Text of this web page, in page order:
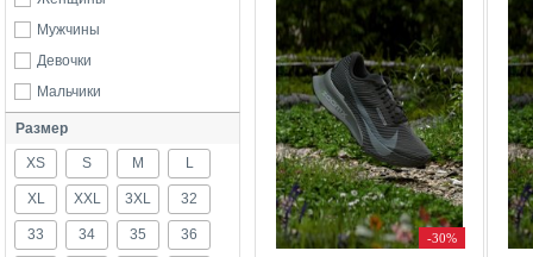
Мужчины
Девочки
Мальчики
Размер
XS S M L
XL XXL 3XL 32
33 34 35 36 -30%